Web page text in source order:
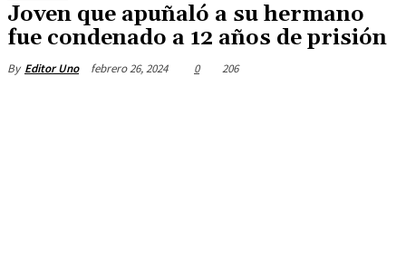
Joven que apuñaló a su hermano
fue condenado a 12 años de prisión
By Editor Uno febrero 26, 2024 0 206